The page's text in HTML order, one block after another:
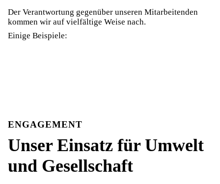
Der Verantwortung gegenüber unseren Mitarbeitenden
kommen wir auf vielfältige Weise nach.
Einige Beispiele:
ENGAGEMENT
Unser Einsatz für Umwelt
und Gesellschaft